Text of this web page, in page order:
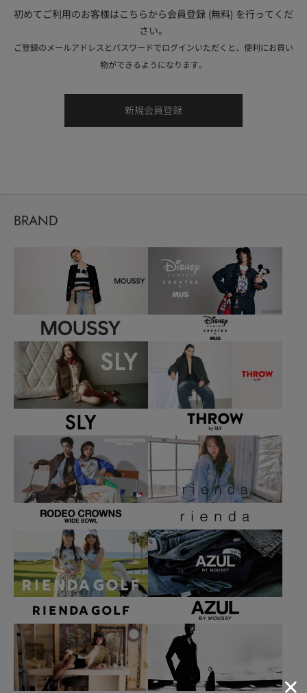
初めてご利用のお客様はこちらから会員登録 (無料) を行ってくだ
さい。
ご登録のメールアドレスとパスワードでログインいただくと、便利にお買い
物ができるようになります。
BRAND